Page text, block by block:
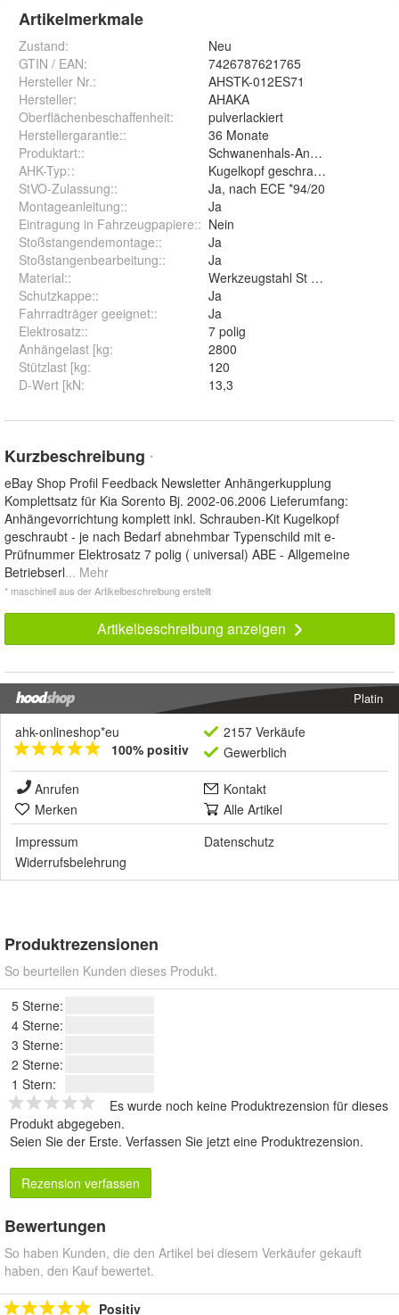
Artikelmerkmale
Zustand:
Neu
GTIN / EAN:
7426787621765
Hersteller Nr.:
AHSTK-012ES71
Hersteller:
AHAKA
Oberflächenbeschaffenheit:
pulverlackiert
Herstellergarantie::
36 Monate
Produktart::
Schwanenhals-Anhängerkupplun
AHK-Typ::
Kugelkopf geschraubt (starr)
StVO-Zulassung::
Ja, nach ECE *94/20
Montageanleitung::
Ja
Eintragung in Fahrzeugpapiere:: Nein
Stoßstangendemontage::
Ja
Stoßstangenbearbeitung::
Ja
Material::
Werkzeugstahl St 52-3
Schutzkappe::
Ja
Fahrradträger geeignet::
Ja
Elektrosatz::
7 polig
Anhängelast [kg:
2800
Stützlast [kg:
120
D-Wert [kN: 13,3
Kurzbeschreibung *
eBay Shop Profil Feedback Newsletter Anhängerkupplung
Komplettsatz für Kia Sorento Bj. 2002-06.2006 Lieferumfang:
Anhängevorrichtung komplett inkl. Schrauben-Kit Kugelkopf
geschraubt - je nach Bedarf abnehmbar Typenschild mit e-
Prüfnummer Elektrosatz 7 polig ( universal) ABE - Allgemeine
Betriebserl... Mehr
* maschinell aus der Artikelbeschreibung erstellt
Artikelbeschreibung anzeigen
Platin
ahk-onlineshop*eu
100% positiv
2157 Verkäufe
Gewerblich
Anrufen
Kontakt
Merken
Alle Artikel
Impressum
Datenschutz
Widerrufsbelehrung
Produktrezensionen
So beurteilen Kunden dieses Produkt.
5 Sterne:
4 Sterne:
3 Sterne:
2 Sterne:
1 Stern:
Es wurde noch keine Produktrezension für dieses
Produkt abgegeben.
Seien Sie der Erste. Verfassen Sie jetzt eine Produktrezension.
Rezension verfassen
Bewertungen
So haben Kunden, die den Artikel bei diesem Verkäufer gekauft
haben, den Kauf bewertet.
Positiv